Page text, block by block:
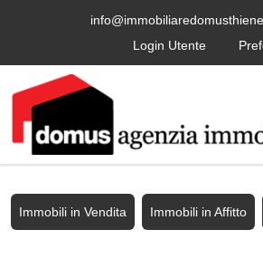
Login Utente
Immobili in Vendita Immobili in Affitto